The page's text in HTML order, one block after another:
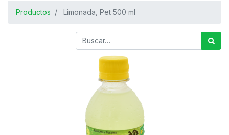
Productos Limonada, Pet 500 ml